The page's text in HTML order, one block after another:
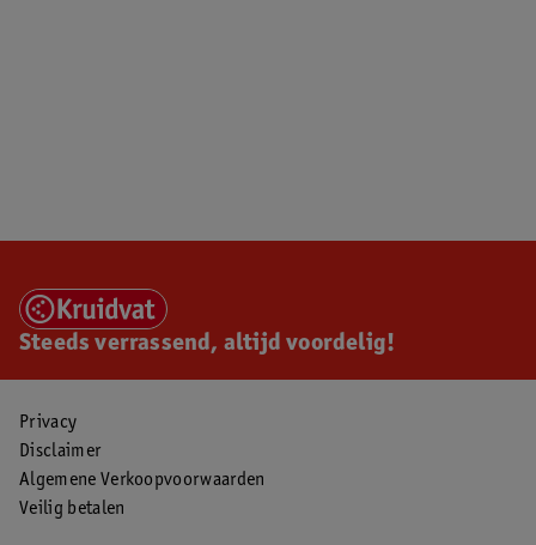
Steeds verrassend, altijd voordelig!
Privacy
Disclaimer
Algemene Verkoopvoorwaarden
Veilig betalen